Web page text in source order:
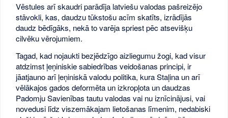
Vēstules arī skaudri parādīja latviešu valodas pašreizējo
stāvokli, kas, daudzu tūkstošu acīm skatīts, izrādījās
daudz bēdīgāks, nekā to varēja spriest pēc atsevišķu
cilvēku vērojumiem.
Tagad, kad nojaukti bezjēdzīgo aizliegumu žogi, kad visur
atdzimst ļeņiniskie sabiedrības veidošanas principi, ir
jāatjauno arī ļeņiniskā valodu politika, kura Staļina un arī
vēlākajos gados deformēta un izkropļota un daudzas
Padomju Savienības tautu valodas vai nu iznīcinājusi, vai
novedusi līdz viszemākajam lietošanas līmenim, nedabiski